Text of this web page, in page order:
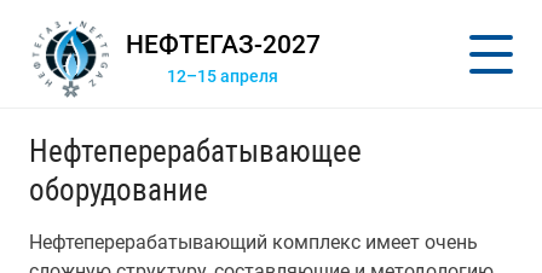
НЕФТЕГАЗ-2027
12–15 апреля
Нефтеперерабатывающее
оборудование
Нефтеперерабатывающий комплекс имеет очень